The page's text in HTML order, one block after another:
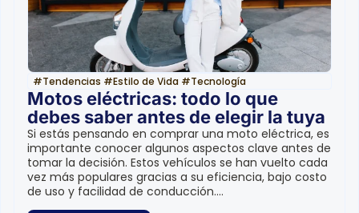
#Tendencias #Estilo de Vida #Tecnología
Motos eléctricas: todo lo que
debes saber antes de elegir la tuya
Si estás pensando en comprar una moto eléctrica, es
importante conocer algunos aspectos clave antes de
tomar la decisión. Estos vehículos se han vuelto cada
vez más populares gracias a su eficiencia, bajo costo
de uso y facilidad de conducción....